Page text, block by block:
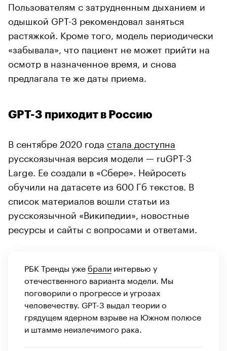
Пользователям с затрудненным дыханием и
одышкой GPT-3 рекомендовал заняться
растяжкой. Кроме того, модель периодически
«забывала», что пациент не может прийти на
осмотр в назначенное время, и снова
предлагала те же даты приема.
GPT-3 приходит в Россию
В сентябре 2020 года стала доступна
русскоязычная версия модели — ruGPT-3
Large. Ее создали в «Сбере». Нейросеть
обучили на датасете из 600 Гб текстов. В
список материалов вошли статьи из
русскоязычной «Википедии», новостные
ресурсы и сайты с вопросами и ответами.
РБК Тренды ужебрали интервью у
отечественного варианта модели. Мы
поговорили о прогрессе и угрозах
человечеству. GPT-3 выдал теории о
грядущем ядерном взрыве на Южном полюсе
и штамме неизлечимого рака.